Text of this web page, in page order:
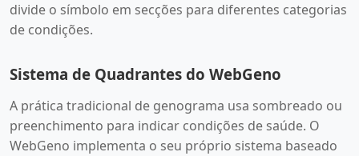
divide o símbolo em secções para diferentes categorias
de condições.
Sistema de Quadrantes do WebGeno
A prática tradicional de genograma usa sombreado ou
preenchimento para indicar condições de saúde. O
WebGeno implementa o seu próprio sistema baseado